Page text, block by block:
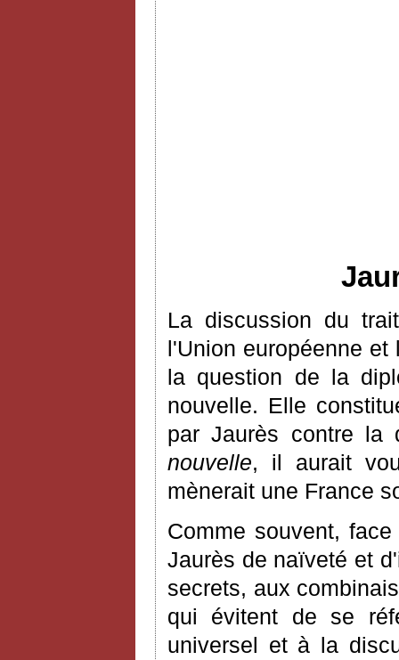
La discussion du
l'Union européenne
la question de la
nouvelle. Elle
par Jaurès contre la
nouvelle, il aurait
mènerait une France
Comme souvent,
Jaurès de naïveté et
secrets, aux
qui évitent de se
universel et à la